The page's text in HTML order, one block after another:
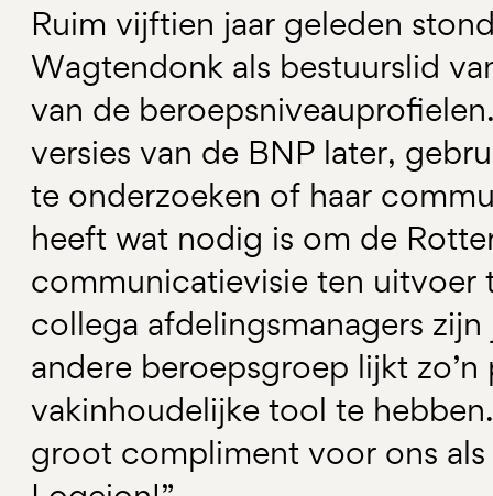
Ruim vijftien jaar geleden
Wagtendonk als bestuurslid
van de
versies van de BNP later,
te onderzoeken of haar
heeft wat nodig is om de
communicatievisie ten uitvoer
collega afdelingsmanagers
andere beroepsgroep lijkt zo’n
vakinhoudelijke tool te
groot compliment voor ons